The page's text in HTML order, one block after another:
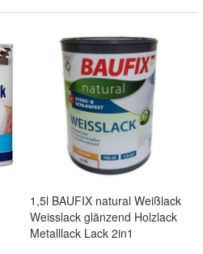
1,5l BAUFIX natural Weißlack
Weisslack glänzend Holzlack
Metalllack Lack 2in1